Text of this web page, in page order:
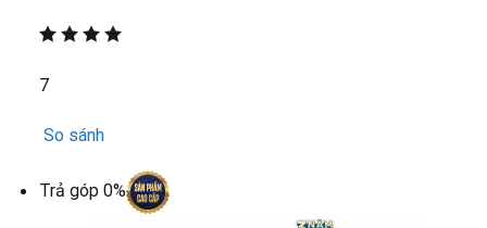
7
So sánh
Trả góp 0%